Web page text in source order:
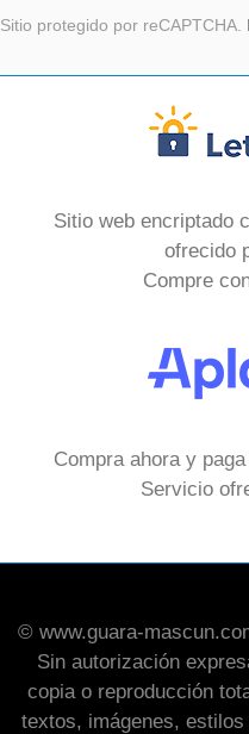
Sitio protegido por reCAPTCHA.
Sitio web encriptado
ofrecido
Compre
Compra ahora y
Servicio
© www.guara-
Sin autorización
copia o reproducción
textos, imágenes,